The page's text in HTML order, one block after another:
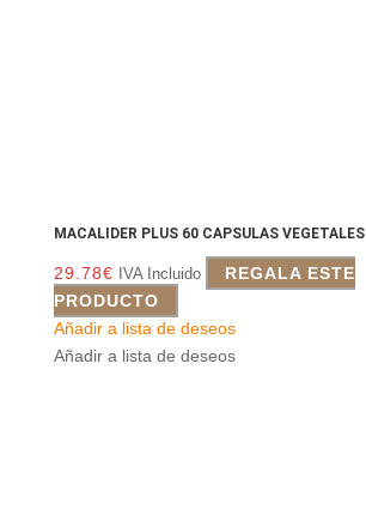
MACALIDER PLUS 60 CAPSULAS VEGETALES
29.78€ IVA Incluido
REGALA ESTE
PRODUCTO
Añadir a lista de deseos
Añadir a lista de deseos